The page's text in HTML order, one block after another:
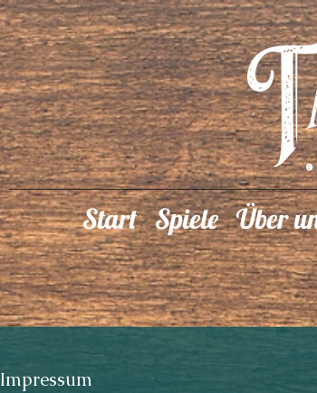
Start Spiele Über
Impressum